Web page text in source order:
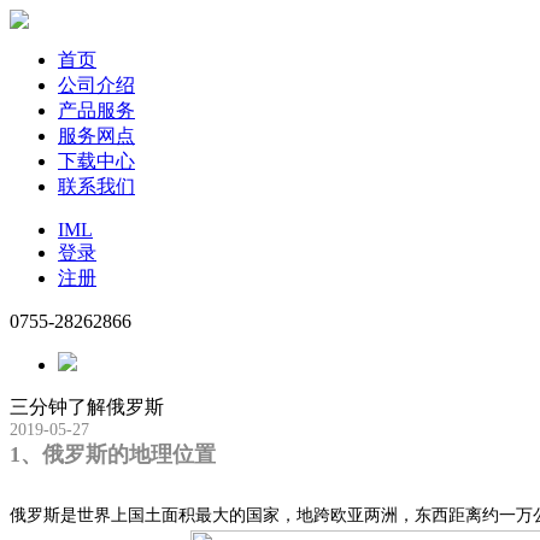
首页
公司介绍
产品服务
服务网点
下载中心
联系我们
IML
登录
注册
0755-28262866
三分钟了解俄罗斯
2019-05-27
1、俄罗斯的地理位置
俄罗斯是世界上国土面积最大的国家，地跨欧亚两洲，东西距离约一万